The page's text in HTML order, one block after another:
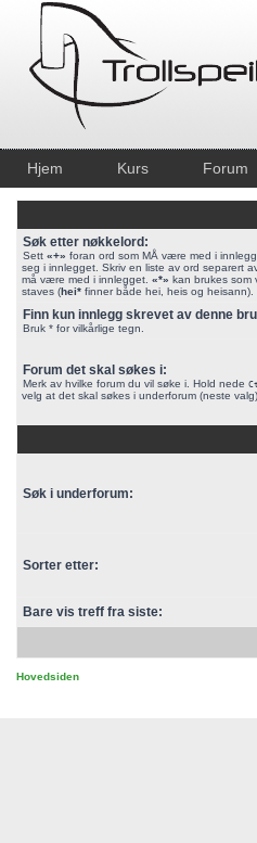
Hjem Kurs Forum
Søk etter nøkkelord:
Sett «+» foran ord som MÅ være med i
seg i innlegget. Skriv en liste av ord separert
må være med i innlegget. «*» kan brukes som
staves (hei* finner både hei, heis og heisann).
Finn kun innlegg skrevet av denne
Bruk * for vilkårlige tegn.
Forum det skal søkes i:
Merk av hvilke forum du vil søke i. Hold nede
velg at det skal søkes i underforum (neste valg)
Søk i underforum:
Sorter etter:
Bare vis treff fra siste:
Hovedsiden